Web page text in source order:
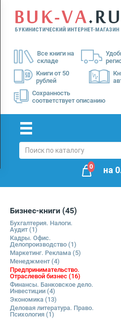
Все книги на
складе
Книги от 50
рублей
Сохранность
соответствует описанию
Menu
Доставка
Оплата
0 на
Бизнес-книги (45)
Бухгалтерия. Налоги.
Аудит(1)
Кадры. Офис.
Делопроизводство (1)
Маркетинг. Реклама (5)
Менеджмент(4)
Предпринимательство.
Отраслевой бизнес (16)
Финансы. Банковское дело.
Инвестиции (4)
Экономика (13)
Деловая литература. Право.
Психология (1)